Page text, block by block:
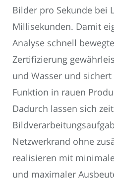
Bilder pro Sekunde bei
Millisekunden. Damit
Analyse schnell
Zertifizierung
und Wasser und
Funktion in rauen
Dadurch lassen sich
Netzwerkrand ohne
realisieren mit
und maximaler